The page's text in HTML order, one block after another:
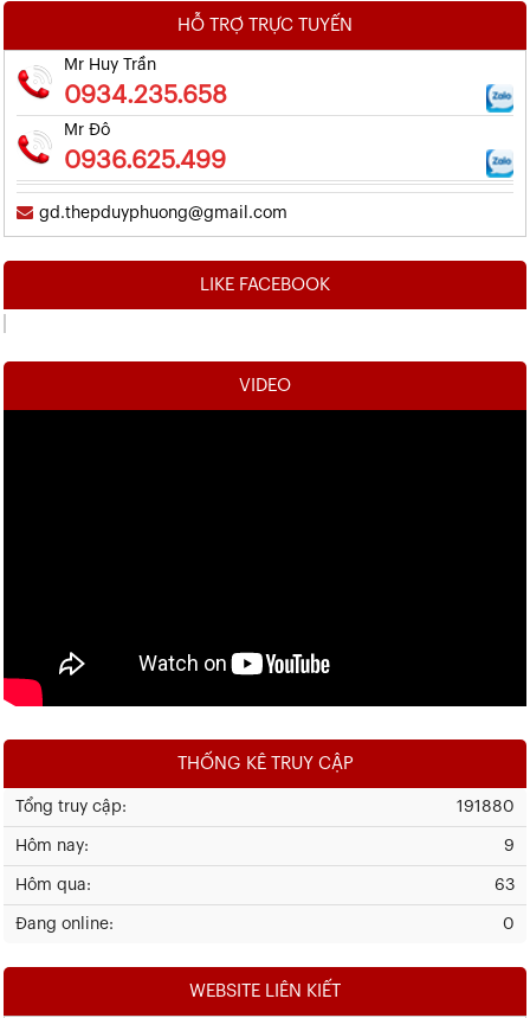
HỖ TRỢ TRỰC TUYẾN
Mr Huy Trần
0934.235.658
Mr Đô
0936.625.499
gd.thepduyphuong@gmail.com
LIKE FACEBOOK
VIDEO
THỐNG KÊ TRUY CẬP
191880
Tổng truy cập:
9
Hôm nay:
63
Hôm qua:
0
Đang online:
WEBSITE LIÊN KIẾT